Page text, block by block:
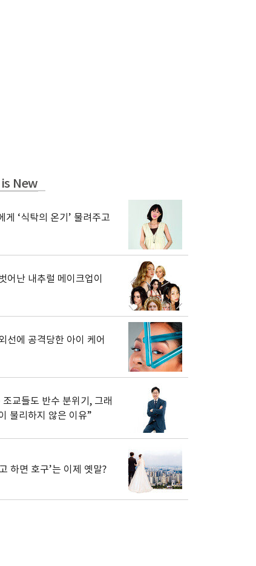
New
게 ‘식탁의 온기’ 물려주고
어난 내추럴 메이크업이
선에 공격당한 아이 케어
조교들도 반수 분위기, 그래
불리하지 않은 이유”
하면 호구’는 이제 옛말?